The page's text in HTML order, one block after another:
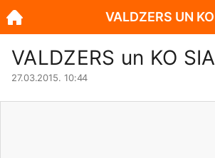
VALDZERS un KO SIA
27.03.2015. 10:44
VALDZERS UN KO